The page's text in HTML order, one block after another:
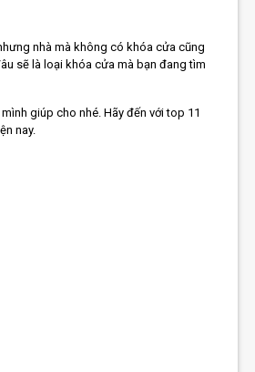
nhà mà không có khóa cửa cũng
sẽ là loại khóa cửa mà bạn đang tìm
giúp cho nhé. Hãy đến với top 11
nay.